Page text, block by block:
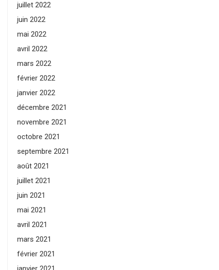
juillet 2022
juin 2022
mai 2022
avril 2022
mars 2022
février 2022
janvier 2022
décembre 2021
novembre 2021
octobre 2021
septembre 2021
août 2021
juillet 2021
juin 2021
mai 2021
avril 2021
mars 2021
février 2021